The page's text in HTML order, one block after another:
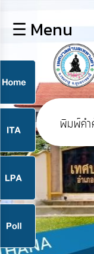
หลัก
ข้อมูล
พื้น
ฐาน
บุคลากร
แผน
ยุทธศาสตร์
ข่าวสาร
กิจการ
สภา
☰ Menu